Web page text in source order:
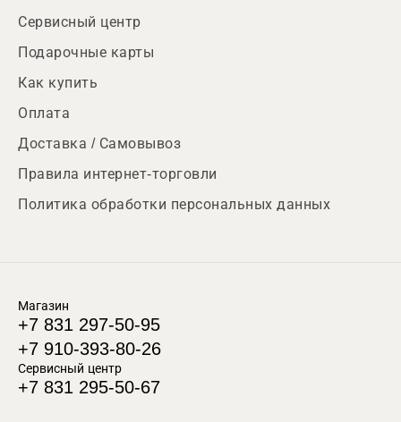
Сервисный центр
Подарочные карты
Как купить
Оплата
Доставка / Самовывоз
Правила интернет-торговли
Политика обработки персональных данных
Магазин
+7 831 297-50-95
+7 910-393-80-26
Сервисный центр
+7 831 295-50-67